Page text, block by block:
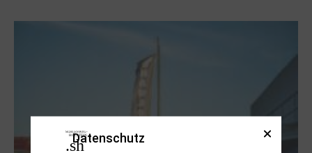
Datenschutz